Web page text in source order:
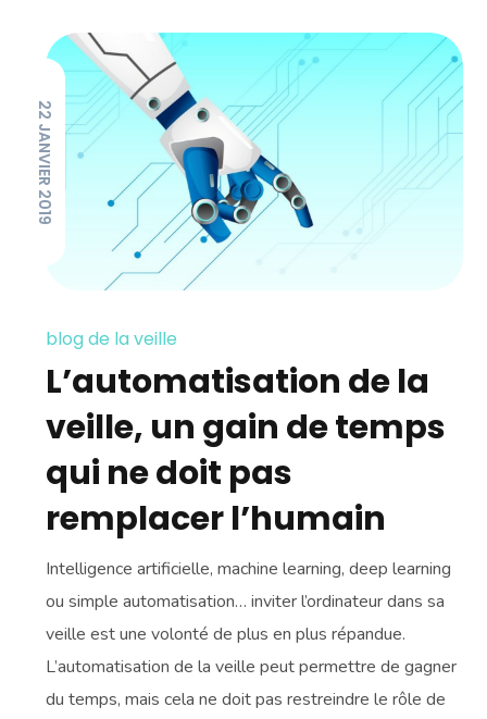
22 JANVIER 2019
blog de la veille
L’automatisation de la
veille, un gain de temps
qui ne doit pas
remplacer l’humain
Intelligence artificielle, machine learning, deep learning
ou simple automatisation… inviter l’ordinateur dans sa
veille est une volonté de plus en plus répandue.
L’automatisation de la veille peut permettre de gagner
du temps, mais cela ne doit pas restreindre le rôle de